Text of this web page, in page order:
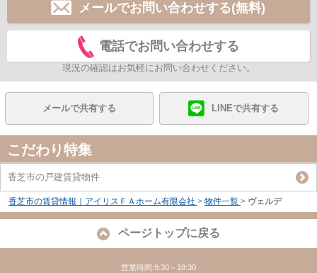
メールでお問い合わせする(無料)
電話でお問い合わせする
現況の確認はお気軽にお問い合わせください。
メールで共有する LINEで共有する
こだわり特集
香芝市の戸建賃貸物件
香芝市の賃貸情報｜アイリスＦＡホーム有限会社 > 物件一覧 > ヴェルデ
ページトップに戻る
営業時間:9:30～18:30